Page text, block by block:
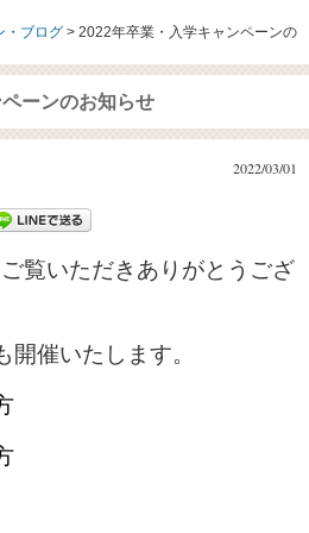
・ブログ > 2022年卒業・入学キャンペーンの
ーンのお知らせ
2022/03/01
覧いただきありがとうござ
開催いたします。